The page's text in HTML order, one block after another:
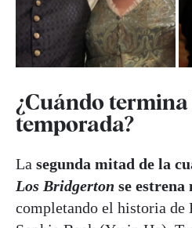
¿Cuándo
temporada?
La segunda mitad de la
Los Bridgerton se estrena
completando el historia